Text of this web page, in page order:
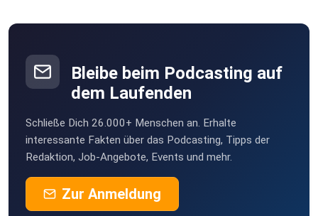
Bleibe beim Podcasting auf
dem Laufenden
Schließe Dich 26.000+ Menschen an. Erhalte
interessante Fakten über das Podcasting, Tipps der
Redaktion, Job-Angebote, Events und mehr.
Zur Anmeldung